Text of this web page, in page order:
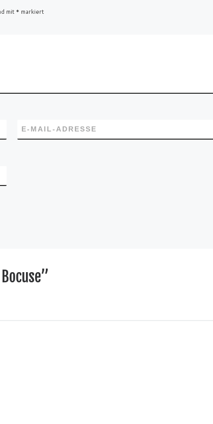
mit * markiert
E-MAIL-ADRESSE